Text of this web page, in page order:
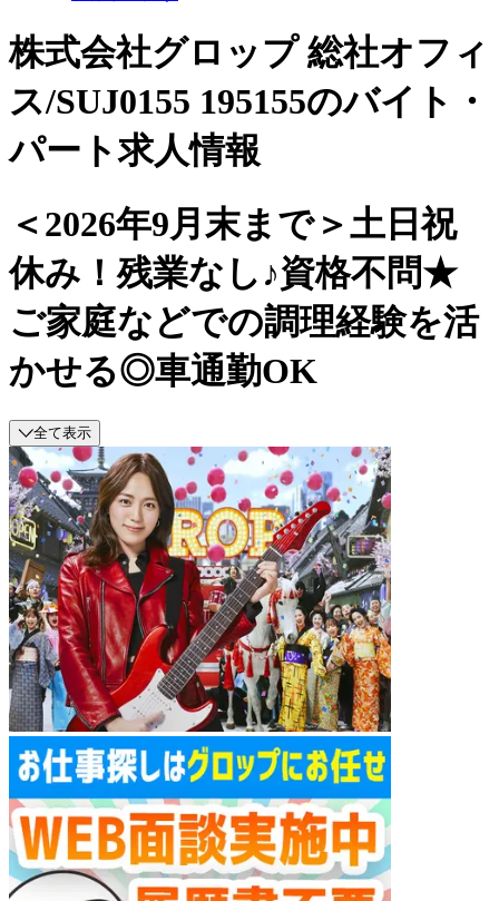
株式会社グロップ 総社オフィ
ス/SUJ0155 195155のバイト・
パート求人情報
＜2026年9月末まで＞土日祝
休み！残業なし♪資格不問★
ご家庭などでの調理経験を活
かせる◎車通勤OK
全て表示